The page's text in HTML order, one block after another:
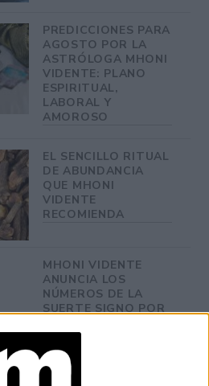
PREDICCIONES PARA
AGOSTO POR LA
ASTRÓLOGA MHONI
VIDENTE: PLANO
ESPIRITUAL,
LABORAL Y
AMOROSO
EL SENCILLO RITUAL
DE ABUNDANCIA
QUE MHONI
VIDENTE
RECOMIENDA
MHONI VIDENTE
ANUNCIA LOS
NÚMEROS DE LA
SUERTE SIGNO POR
AGOSTO